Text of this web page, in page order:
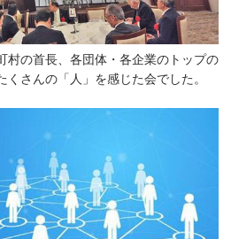
村の首長、各団体・各企業のトップの
さんの「人」を感じた会でした。